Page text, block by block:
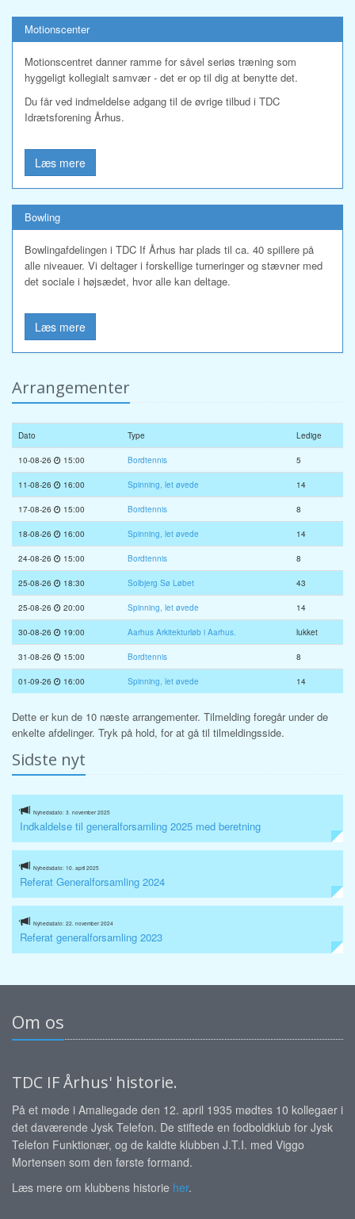
Motionscenter
Motionscentret danner ramme for såvel seriøs træning som
hyggeligt kollegialt samvær - det er op til dig at benytte det.
Du får ved indmeldelse adgang til de øvrige tilbud i TDC
Idrætsforening Århus.
Læs mere
Bowling
Bowlingafdelingen i TDC If Århus har plads til ca. 40 spillere på
alle niveauer. Vi deltager i forskellige turneringer og stævner med
det sociale i højsædet, hvor alle kan deltage.
Læs mere
Arrangementer
Dato Type Ledige
10-08-26 15:00 Bordtennis 5
11-08-26 16:00 Spinning, let øvede 14
17-08-26 15:00 Bordtennis 8
18-08-26 16:00 Spinning, let øvede 14
24-08-26 15:00 Bordtennis 8
25-08-26 18:30 Solbjerg Sø Løbet 43
25-08-26 20:00 Spinning, let øvede 14
30-08-26 19:00 Aarhus Arkitekturløb i Aarhus. lukket
31-08-26 15:00 Bordtennis 8
01-09-26 16:00 Spinning, let øvede 14
Dette er kun de 10 næste arrangementer. Tilmelding foregår under de
enkelte afdelinger. Tryk på hold, for at gå til tilmeldingsside.
Sidste nyt
Nyhedsdato: 3. november 2025
Indkaldelse til generalforsamling 2025 med beretning
Nyhedsdato: 10. april 2025
Referat Generalforsamling 2024
Nyhedsdato: 22. november 2024
Referat generalforsamling 2023
Om os
TDC IF Århus' historie.
På et møde i Amaliegade den 12. april 1935 mødtes 10 kollegaer i
det daværende Jysk Telefon. De stiftede en fodboldklub for Jysk
Telefon Funktionær, og de kaldte klubben J.T.I. med Viggo
Mortensen som den første formand.
Læs mere om klubbens historie her.